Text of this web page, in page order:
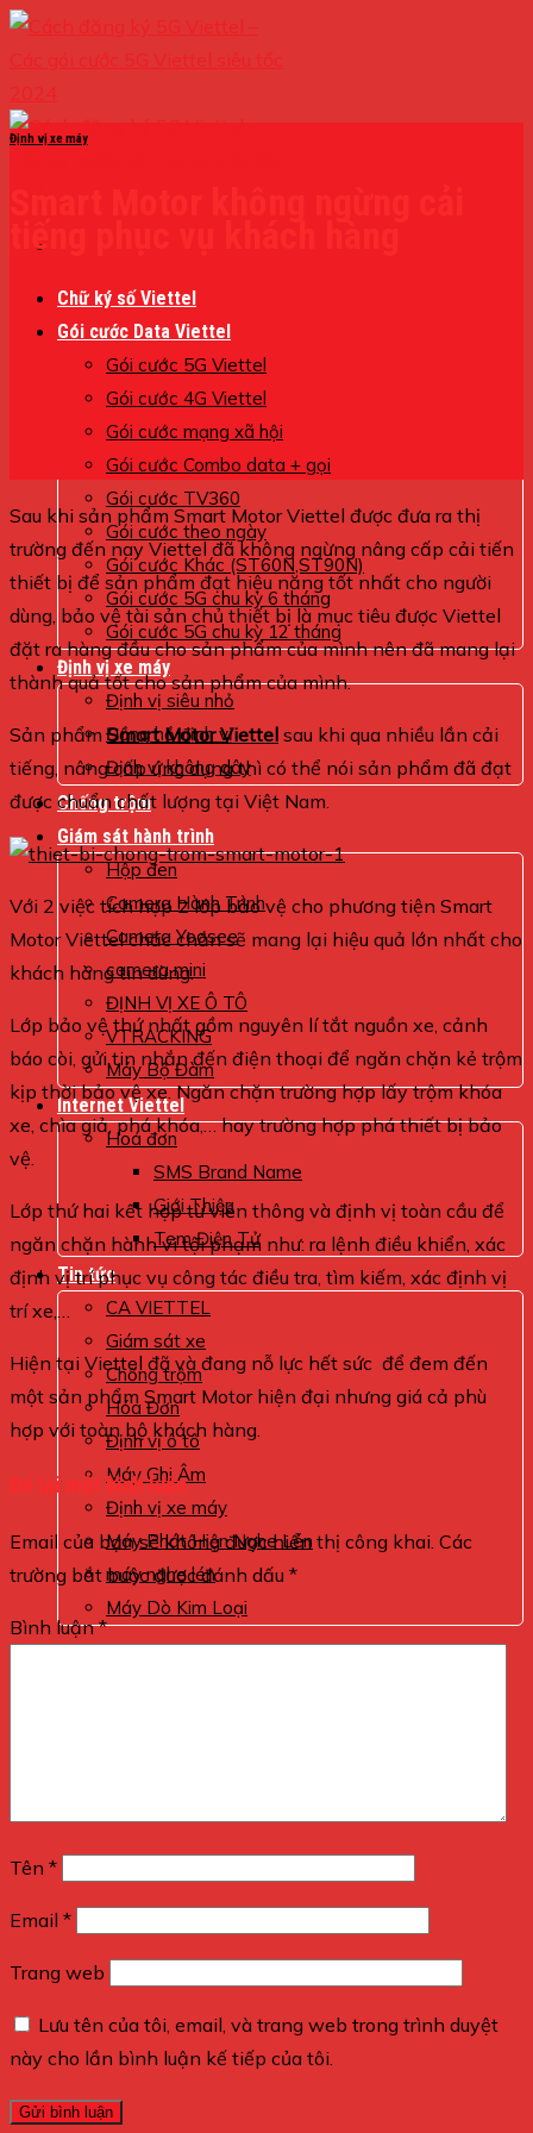
Skip
to
content
Chữ ký số Viettel
Gói cước Data Viettel
Gói cước 5G Viettel
Gói cước 4G Viettel
Gói cước mạng xã hội
Gói cước Combo data + gọi
Gói cước TV360
Gói cước theo ngày
Gói cước Khác (ST60N,ST90N)
Gói cước 5G chu kỳ 6 tháng
Gói cước 5G chu kỳ 12 tháng
Định vị xe máy
Định vị siêu nhỏ
Đồng hồ định vị
Định vị không dây
Chống trộm
Giám sát hành trình
Hộp đen
Camera Hành Trình
Camera Yoosee
camera mini
ĐỊNH VỊ XE Ô TÔ
VTRACKING
Máy Bộ Đàm
Internet Viettel
Hoá đơn
SMS Brand Name
Giới Thiệu
Tem Điện Tử
Tin tức
CA VIETTEL
Giám sát xe
Chống trộm
Hóa Đơn
Định vị ô tô
Máy Ghi Âm
Định vị xe máy
Máy Phát Hiện Nghe Lén
máy nghe lén
Máy Dò Kim Loại
Định vị xe máy
tiếng phục vụ khách hàng
Sau khi sản phẩm Smart Motor Viettel được đưa ra thị
trường đến nay Viettel đã không ngừng nâng cấp cải tiến
thiết bị để sản phẩm đạt hiệu năng tốt nhất cho người
dùng, bảo vệ tài sản chủ thiết bị là mục tiêu được Viettel
đặt ra hàng đầu cho sản phẩm của mình nên đã mang lại
thành quả tốt cho sản phẩm của mình.
Sản phẩmSmart Motor Viettel sau khi qua nhiều lần cải
tiếng, nâng cấp ứng dụng thì có thể nói sản phẩm đã đạt
được chuẩn chất lượng tại Việt Nam.
Với 2 việc tích hợp 2 lớp bảo vệ cho phương tiện Smart
Motor Viettel chắc chắn sẽ mang lại hiệu quả lớn nhất cho
khách hàng tin dùng.
Lớp bảo vệ thứ nhất gồm nguyên lí tắt nguồn xe, cảnh
báo còi, gửi tin nhắn đến điện thoại để ngăn chặn kẻ trộm
kịp thời bảo vệ xe. Ngăn chặn trường hợp lấy trộm khóa
xe, chìa giả, phá khóa,… hay trường hợp phá thiết bị bảo
vệ.
Lớp thứ hai kết hợp từ viễn thông và định vị toàn cầu để
ngăn chặn hành vi tội phạm như: ra lệnh điều khiển, xác
định vị trí phục vụ công tác điều tra, tìm kiếm, xác định vị
trí xe,…
Hiện tại Viettel đã và đang nỗ lực hết sức để đem đến
một sản phẩm Smart Motor hiện đại nhưng giá cả phù
hợp với toàn bộ khách hàng.
Để lại một bình luận
Email của bạn sẽ không được hiển thị công khai. Các
trường bắt buộc được đánh dấu *
Bình luận*
Tên *
Email *
Trang web
Lưu tên của tôi, email, và trang web trong trình duyệt
này cho lần bình luận kế tiếp của tôi.